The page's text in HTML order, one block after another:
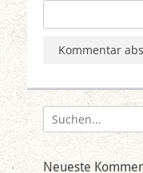
Suchen
nach:
Neueste